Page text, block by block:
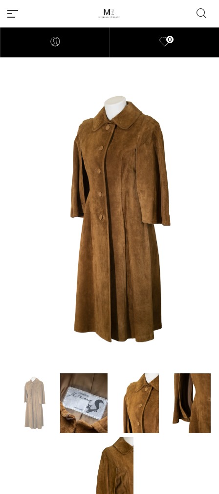
Millions of people around the
world visit Envato to buy and
sell creative assets, use smart
design templates, learn
creative skills or even hire
freelancers. With an industry-
leading marketplace paired
with an unlimited subscription
service, Envato helps creatives
like you get projects done
faster.
About Envato
Careers
Privacy Policy
Sitemap
Forums
Meetups
0